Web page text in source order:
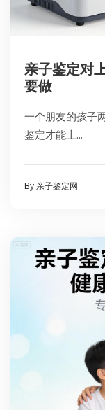
亲子鉴定对
要做
一个朋友的孩子
鉴定才能上...
By 亲子鉴定网